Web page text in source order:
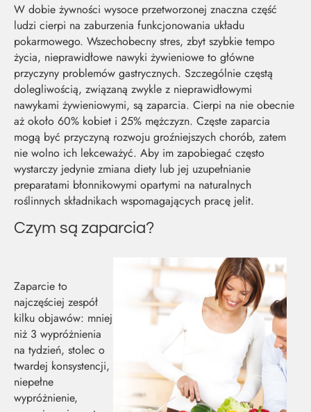
MOC Z
NATURY
W dobie żywności wysoce przetworzonej znaczna część
ludzi cierpi na zaburzenia funkcjonowania układu
pokarmowego. Wszechobecny stres, zbyt szybkie tempo
życia, nieprawidłowe nawyki żywieniowe to główne
przyczyny problemów gastrycznych. Szczególnie częstą
dolegliwością, związaną zwykle z nieprawidłowymi
nawykami żywieniowymi, są zaparcia. Cierpi na nie obecnie
aż około 60% kobiet i 25% mężczyzn. Częste zaparcia
mogą być przyczyną rozwoju groźniejszych chorób, zatem
nie wolno ich lekceważyć. Aby im zapobiegać często
wystarczy jedynie zmiana diety lub jej uzupełnianie
preparatami błonnikowymi opartymi na naturalnych
roślinnych składnikach wspomagających pracę jelit.
Czym są zaparcia?
Zaparcie to
najczęściej zespół
kilku objawów: mniej
niż 3 wypróżnienia
na tydzień, stolec o
twardej konsystencji,
niepełne
wypróżnienie,